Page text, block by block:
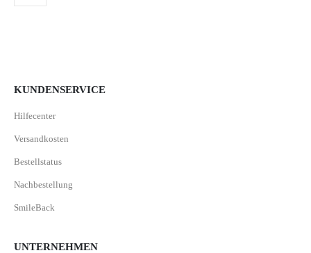
KUNDENSERVICE
Hilfecenter
Versandkosten
Bestellstatus
Nachbestellung
SmileBack
UNTERNEHMEN